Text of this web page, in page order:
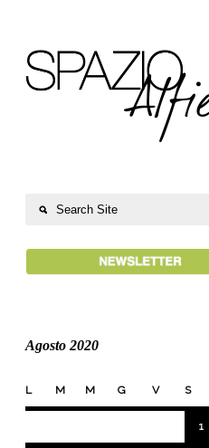
Agosto 2020
L M M G V S
1